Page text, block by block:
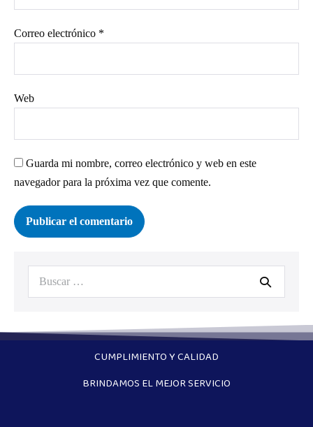
Correo electrónico *
Web
Guarda mi nombre, correo electrónico y web en este
navegador para la próxima vez que comente.
CUMPLIMIENTO Y CALIDAD
BRINDAMOS EL MEJOR SERVICIO